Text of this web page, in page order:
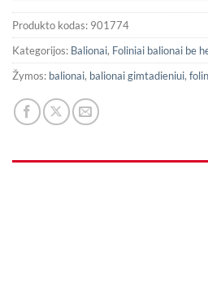
Produkto kodas: 901774
Kategorijos: Balionai, Foliniai balionai be
Žymos: balionai, balionai gimtadieniui,